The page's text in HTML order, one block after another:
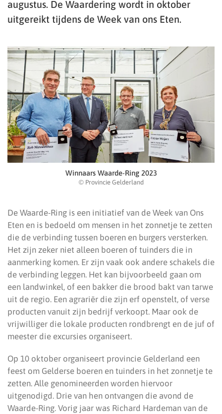
augustus. De Waardering wordt in oktober
uitgereikt tijdens de Week van ons Eten.
Winnaars Waarde-Ring 2023
© Provincie Gelderland
De Waarde-Ring is een initiatief van de Week van Ons
Eten en is bedoeld om mensen in het zonnetje te zetten
die de verbinding tussen boeren en burgers versterken.
Het zijn zeker niet alleen boeren of tuinders die in
aanmerking komen. Er zijn vaak ook andere schakels die
de verbinding leggen. Het kan bijvoorbeeld gaan om
een landwinkel, of een bakker die brood bakt van tarwe
uit de regio. Een agrariër die zijn erf openstelt, of verse
producten vanuit zijn bedrijf verkoopt. Maar ook de
vrijwilliger die lokale producten rondbrengt en de juf of
meester die excursies organiseert.
Op 10 oktober organiseert provincie Gelderland een
feest om Gelderse boeren en tuinders in het zonnetje te
zetten. Alle genomineerden worden hiervoor
uitgenodigd. Drie van hen ontvangen die avond de
Waarde-Ring. Vorig jaar was Richard Hardeman van de